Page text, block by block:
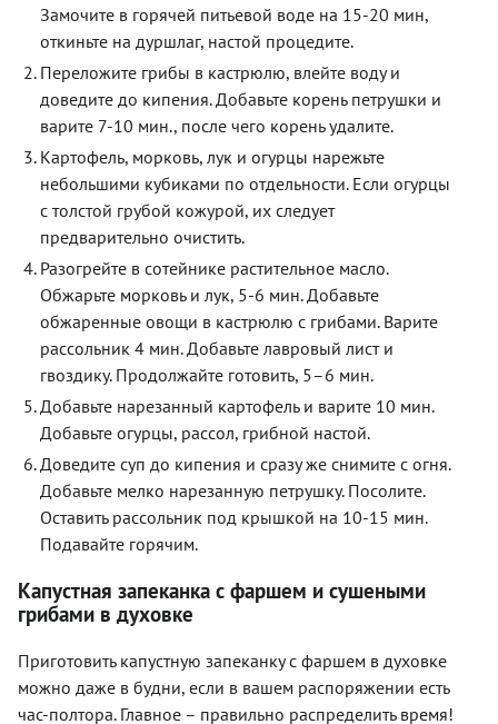
Замочите в горячей питьевой воде на 15-20 мин,
откиньте на дуршлаг, настой процедите.
Переложите грибы в кастрюлю, влейте воду и
доведите до кипения. Добавьте корень петрушки и
варите 7-10 мин., после чего корень удалите.
Картофель, морковь, лук и огурцы нарежьте
небольшими кубиками по отдельности. Если огурцы
с толстой грубой кожурой, их следует
предварительно очистить.
Разогрейте в сотейнике растительное масло.
Обжарьте морковь и лук, 5-6 мин. Добавьте
обжаренные овощи в кастрюлю с грибами. Варите
рассольник 4 мин. Добавьте лавровый лист и
гвоздику. Продолжайте готовить, 5–6 мин.
Добавьте нарезанный картофель и варите 10 мин.
Добавьте огурцы, рассол, грибной настой.
Доведите суп до кипения и сразу же снимите с огня.
Добавьте мелко нарезанную петрушку. Посолите.
Оставить рассольник под крышкой на 10-15 мин.
Подавайте горячим.
Капустная запеканка с фаршем и сушеными
грибами в духовке
Приготовить капустную запеканку с фаршем в духовке
можно даже в будни, если в вашем распоряжении есть
час-полтора. Главное – правильно распределить время!